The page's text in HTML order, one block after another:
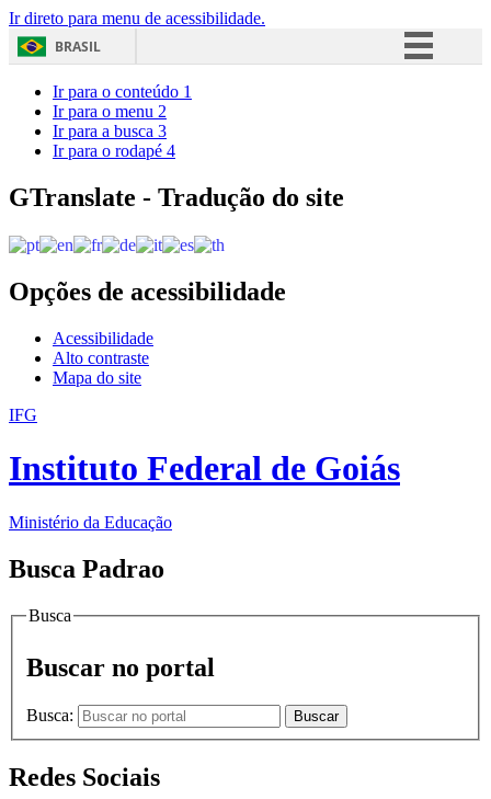
Ir direto para menu de acessibilidade.
BRASIL
Acesso à informação
Ir para o conteúdo 1
Ir para o menu 2
Ir para a busca 3
Ir para o rodapé 4
GTranslate - Tradução do site
Opções de acessibilidade
Acessibilidade
Alto contraste
Mapa do site
IFG
Instituto Federal de Goiás
Ministério da Educação
Busca Padrao
Busca
Buscar no portal
Busca: Buscar
Redes Sociais